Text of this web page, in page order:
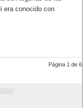
era conocido con
Página 1 de 6